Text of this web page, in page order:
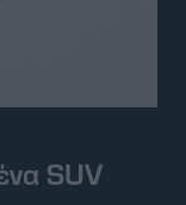
SUV